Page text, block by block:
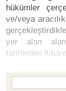
hükümler
ve/veya
yer alan
tarihinden